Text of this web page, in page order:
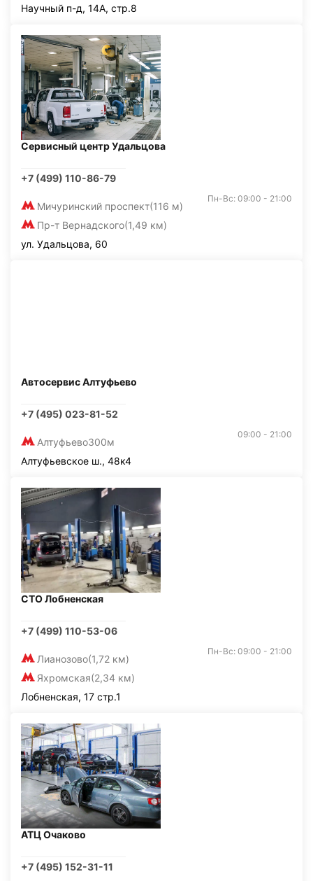
Научный п-д, 14А, стр.8
Сервисный центр Удальцова
+7 (499) 110-86-79
Мичуринский проспект(116 м)
Пр-т Вернадского(1,49 км)
Пн-Вс: 09:00 - 21:00
ул. Удальцова, 60
Автосервис Алтуфьево
+7 (495) 023-81-52
Алтуфьево300м
09:00 - 21:00
Алтуфьевское ш., 48к4
СТО Лобненская
+7 (499) 110-53-06
Лианозово(1,72 км)
Яхромская(2,34 км)
Пн-Вс: 09:00 - 21:00
Лобненская, 17 стр.1
АТЦ Очаково
+7 (495) 152-31-11